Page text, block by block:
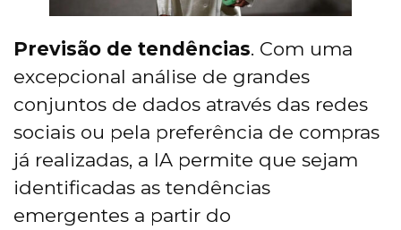
Previsão de tendências. Com uma
excepcional análise de grandes
conjuntos de dados através das redes
sociais ou pela preferência de compras
já realizadas, a IA permite que sejam
identificadas as tendências
emergentes a partir do